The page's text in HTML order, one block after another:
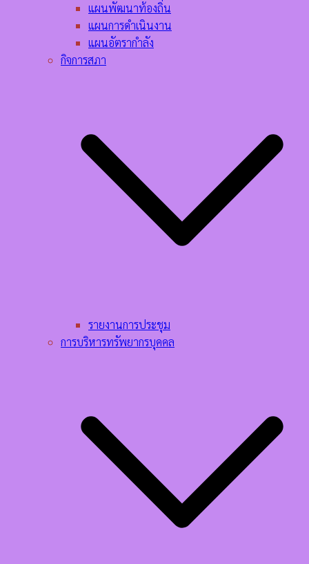
แผนพัฒนาท้องถิ่น
แผนการดำเนินงาน
แผนอัตรากำลัง
กิจการสภา
รายงานการประชุม
การบริหารทรัพยากรบุคคล